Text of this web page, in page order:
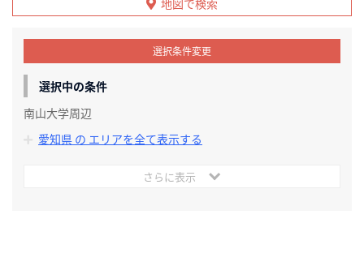
選択条件変更
選択中の条件
南山大学周辺
愛知県 の エリアを全て表示する
さらに表示